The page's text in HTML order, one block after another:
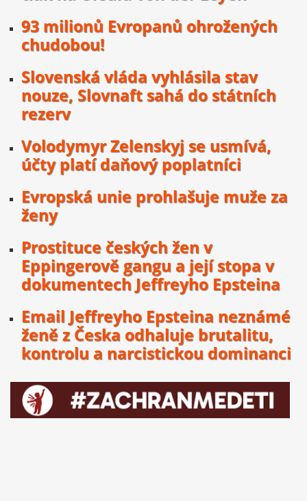
93 milionů Evropanů ohrožených
chudobou!
Slovenská vláda vyhlásila stav
nouze, Slovnaft sahá do státních
rezerv
Volodymyr Zelenskyj se usmívá,
účty platí daňový poplatníci
Evropská unie prohlašuje muže za
ženy
Prostituce českých žen v
Eppingerově gangu a její stopa v
dokumentech Jeffreyho Epsteina
Email Jeffreyho Epsteina neznámé
ženě z Česka odhaluje brutalitu,
kontrolu a narcistickou dominanci